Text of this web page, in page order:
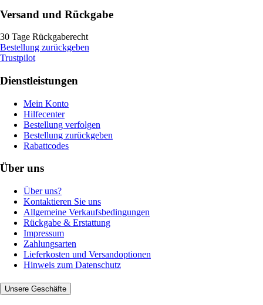
Versand und Rückgabe
30 Tage Rückgaberecht
Bestellung zurückgeben
Trustpilot
Dienstleistungen
Mein Konto
Hilfecenter
Bestellung verfolgen
Bestellung zurückgeben
Rabattcodes
Über uns
Über uns?
Kontaktieren Sie uns
Allgemeine Verkaufsbedingungen
Rückgabe & Erstattung
Impressum
Zahlungsarten
Lieferkosten und Versandoptionen
Hinweis zum Datenschutz
Unsere Geschäfte